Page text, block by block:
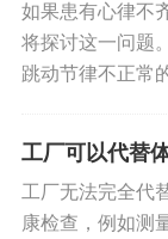
如果患有心律不
将探讨这一问题
跳动节律不正常
工厂可以代替
工厂无法完全代
康检查，例如测